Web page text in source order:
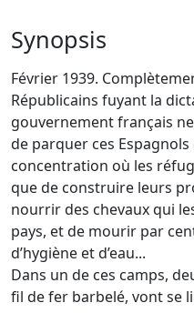
Synopsis
Février 1939.
Républicains fuyant la
gouvernement français
de parquer ces
concentration où les
que de construire leurs
nourrir des chevaux qui
pays, et de mourir par
d’hygiène et d’eau...
Dans un de ces camps,
fil de fer barbelé, vont se